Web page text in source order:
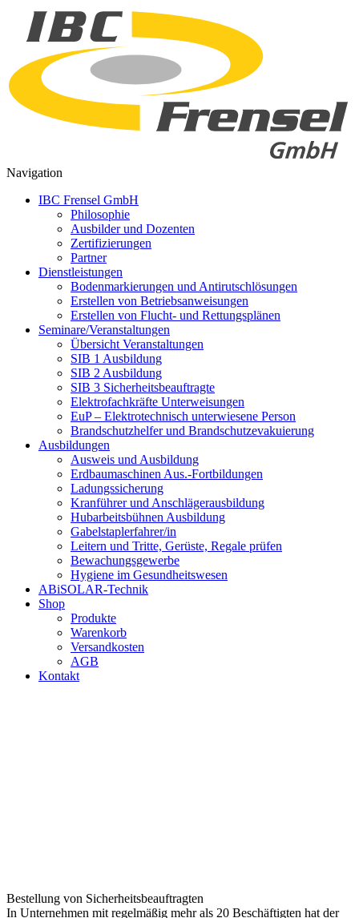
Navigation
IBC Frensel GmbH
Philosophie
Ausbilder und Dozenten
Zertifizierungen
Partner
Dienstleistungen
Bodenmarkierungen und Antirutschlösungen
Erstellen von Betriebsanweisungen
Erstellen von Flucht- und Rettungsplänen
Seminare/Veranstaltungen
Übersicht Veranstaltungen
SIB 1 Ausbildung
SIB 2 Ausbildung
SIB 3 Sicherheitsbeauftragte
Elektrofachkräfte Unterweisungen
EuP – Elektrotechnisch unterwiesene Person
Brandschutzhelfer und Brandschutzevakuierung
Ausbildungen
Ausweis und Ausbildung
Erdbaumaschinen Aus.-Fortbildungen
Ladungssicherung
Kranführer und Anschlägerausbildung
Hubarbeitsbühnen Ausbildung
Gabelstaplerfahrer/in
Leitern und Tritte, Gerüste, Regale prüfen
Bewachungsgewerbe
Hygiene im Gesundheitswesen
ABiSOLAR-Technik
Shop
Produkte
Warenkorb
Versandkosten
AGB
Kontakt
Bestellung von Sicherheitsbeauftragten
In Unternehmen mit regelmäßig mehr als 20 Beschäftigten hat der